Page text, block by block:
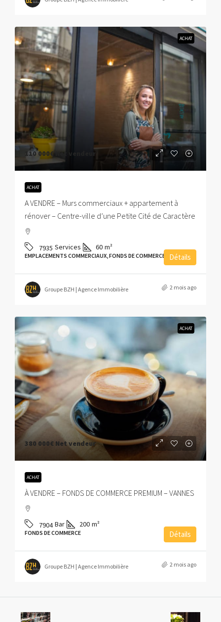
ACHAT
110 000€Net vendeur
ACHAT
A VENDRE – Murs commerciaux + appartement à
rénover – Centre-ville d’une Petite Cité de Caractère
7935 Services 60 m²
EMPLACEMENTS COMMERCIAUX, FONDS DE COMMERCE Détails
Groupe BZH | Agence Immobilière 2 mois ago
ACHAT
380 000€ Net vendeur
ACHAT
À VENDRE – FONDS DE COMMERCE PREMIUM – VANNES
7904 Bar 200 m²
FONDS DE COMMERCE Détails
Groupe BZH | Agence Immobilière 2 mois ago